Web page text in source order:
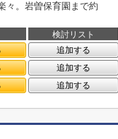
々。岩曽保育園まで約
検討リスト
追加する
追加する
追加する